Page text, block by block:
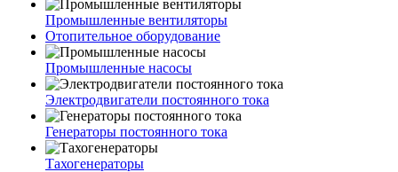
Промышленные вентиляторы
Отопительное оборудование
Промышленные насосы
Электродвигатели постоянного тока
Генераторы постоянного тока
Тахогенераторы